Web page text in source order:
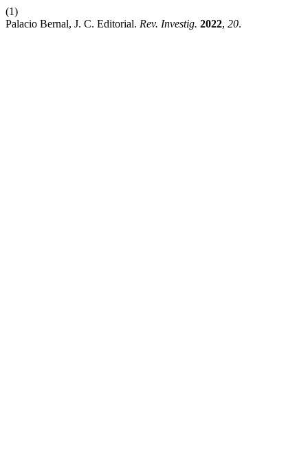
(1)
Palacio Bernal, J. C. Editorial. Rev. Investig. 2022, 20.